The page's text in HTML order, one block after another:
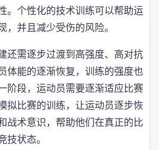
。个性化的技术训练可以帮助运
，并且减少受伤的风险。
还需逐步过渡到高强度、高对抗
体能的逐渐恢复，训练的强度也
阶段，运动员需要逐渐适应比赛
拟比赛的训练，让运动员逐步恢
战术意识，帮助他们在真正的比
技状态。